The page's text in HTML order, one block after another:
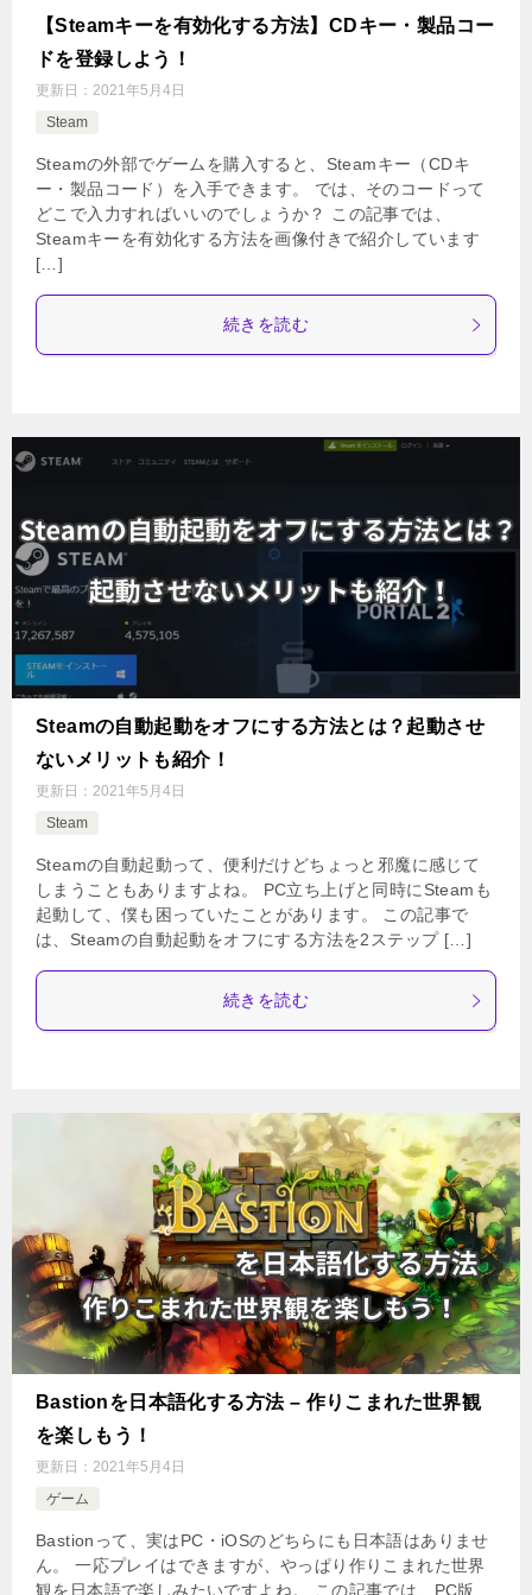
【Steamキーを有効化する方法】CDキー・製品コー
ドを登録しよう！
更新日： 2021年5月4日
Steam
Steamの外部でゲームを購入すると、Steamキー（CDキ
ー・製品コード）を入手できます。 では、そのコードって
どこで入力すればいいのでしょうか？ この記事では、
Steamキーを有効化する方法を画像付きで紹介しています
[…]
続きを読む
Steamの自動起動をオフにする方法とは？起動させ
ないメリットも紹介！
更新日： 2021年5月4日
Steam
Steamの自動起動って、便利だけどちょっと邪魔に感じて
しまうこともありますよね。 PC立ち上げと同時にSteamも
起動して、僕も困っていたことがあります。 この記事で
は、Steamの自動起動をオフにする方法を2ステップ […]
続きを読む
Bastionを日本語化する方法 – 作りこまれた世界観
を楽しもう！
更新日： 2021年5月4日
ゲーム
Bastionって、実はPC・iOSのどちらにも日本語はありませ
ん。 一応プレイはできますが、やっぱり作りこまれた世界
観を日本語で楽しみたいですよね。 この記事では、PC版